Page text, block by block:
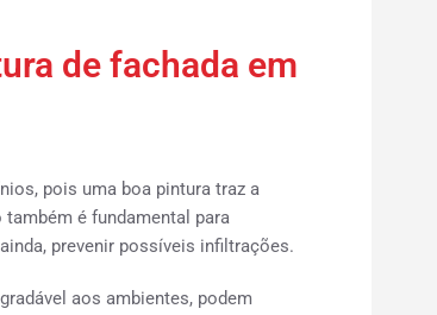
de fachada em
pois uma boa pintura traz a
é fundamental para
prevenir possíveis infiltrações.
aos ambientes, podem